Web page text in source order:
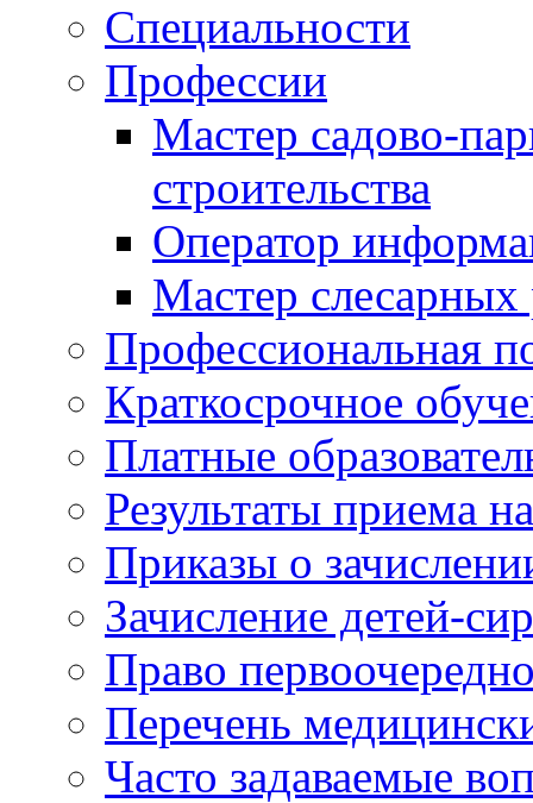
Специальности
Профессии
Мастер садово-
строительства
Оператор
Мастер слесарных
Профессиональная
Краткосрочное
Платные
Результаты приема
Приказы о
Зачисление детей-
Право
Перечень
Часто задаваемые